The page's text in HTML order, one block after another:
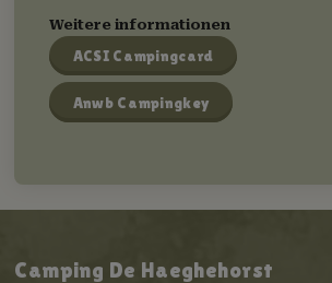
Weitere informationen
ACSI Campingcard
Anwb Campingkey
Camping De Haeghehorst